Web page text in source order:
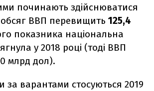
починають здійснюватися
обсяг ВВП перевищить 125,4
показника національна
у 2018 році (тоді ВВП
млрд дол).
за варантами стосуються 2019